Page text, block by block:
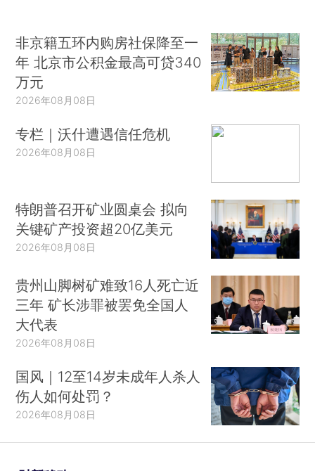
非京籍五环内购房社保降至一
年 北京市公积金最高可贷340
万元
2026年08月08日
专栏｜沃什遭遇信任危机
2026年08月08日
特朗普召开矿业圆桌会 拟向
关键矿产投资超20亿美元
2026年08月08日
贵州山脚树矿难致16人死亡近
三年 矿长涉罪被罢免全国人
大代表
2026年08月08日
国风｜12至14岁未成年人杀人
伤人如何处罚？
2026年08月08日